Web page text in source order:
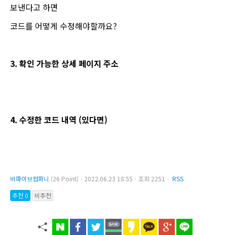
보낸다고 하면
코드를 어떻게 수정해야할까요?
3. 확인 가능한 상세 페이지 주소
4. 수정한 코드 내역 (있다면)
비파이브컴퍼니 (26 Point)ㆍ2022.06.23 18:55ㆍ조회 2251ㆍ RSS
추천 0
비추천